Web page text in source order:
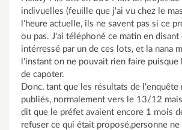
indivuelles (feuille que j'ai vu chez le
l'heure actuelle, ils ne savent pas si ce
ou pas. J'ai téléphoné ce matin en disant
intérressé par un de ces lots, et la nana
l'instant on ne pouvait rien faire
de capoter.
Donc, tant que les résultats de l'enquête
publiés, normalement vers le 13/12
dit que le préfet avaient encore 1 mois
refuser ce qui était proposé,personne